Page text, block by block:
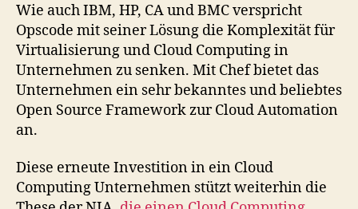
Wie auch IBM, HP, CA und BMC verspricht
Opscode mit seiner Lösung die Komplexität für
Virtualisierung und Cloud Computing in
Unternehmen zu senken. Mit Chef bietet das
Unternehmen ein sehr bekanntes und beliebtes
Open Source Framework zur Cloud Automation
an.
Diese erneute Investition in ein Cloud
Computing Unternehmen stützt weiterhin die